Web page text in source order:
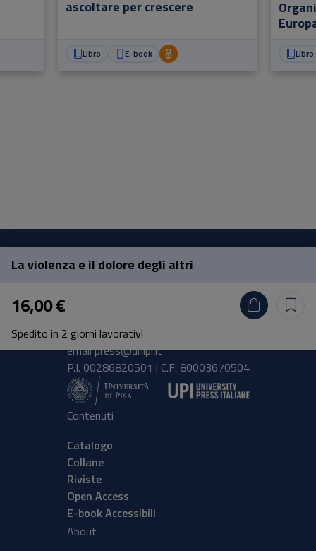
ascoltare per crescere
Libro E-book Libro
La violenza e il dolore degli altri
16,00 €
Spedito in 2 giorni lavorativi
Pisa University Press
Lungarno Pacinotti 43/44 56126 Pisa
tel.+39 050 2212056
emailpress@unipi.it
P.I. 00286820501 | C.F: 80003670504
Contenuti
Catalogo
Collane
Riviste
Open Access
E-book Accessibili
About